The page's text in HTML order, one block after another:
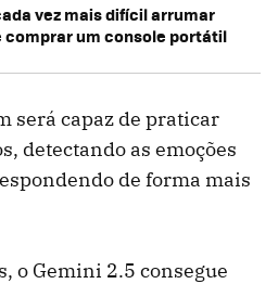
vez mais difícil arrumar
comprar um console portátil
será capaz de praticar
detectando as emoções
de forma mais
o Gemini 2.5 consegue